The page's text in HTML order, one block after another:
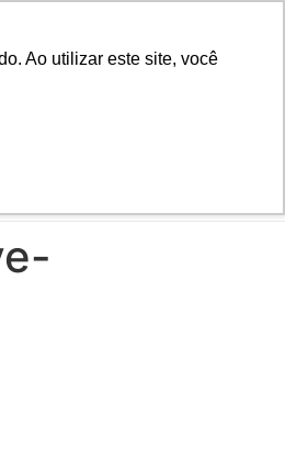
Ao utilizar este site, você